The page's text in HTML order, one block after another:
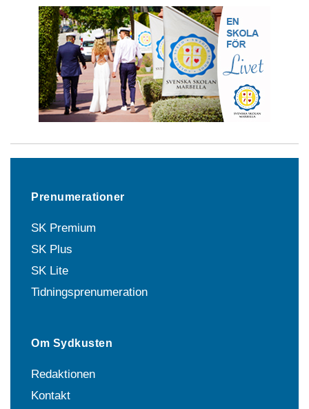
Prenumerationer
SK Premium
SK Plus
SK Lite
Tidningsprenumeration
Om Sydkusten
Redaktionen
Kontakt